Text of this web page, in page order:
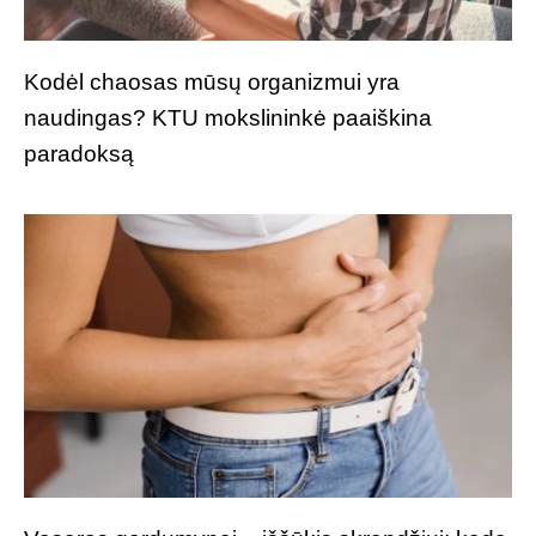
Kodėl chaosas mūsų organizmui yra
naudingas? KTU mokslininkė paaiškina
paradoksą